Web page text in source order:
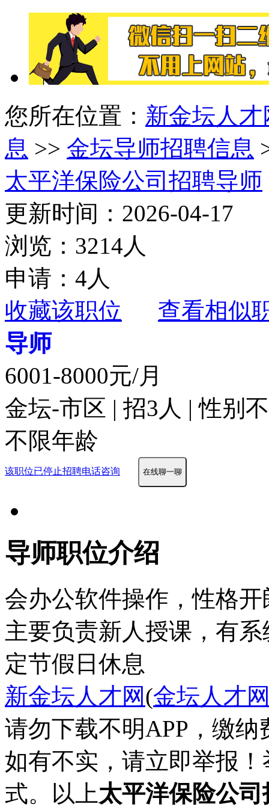
您所在位置： 新金坛人才
息 >> 金坛导师招聘信息
太平洋保险公司招聘导师
更新时间：2026-04-17
浏览：3214人
申请：4人
收藏该职位
查看相似
导师
6001-8000元/月
金坛-市区 | 招3人 | 性别
不限年龄
该职位已停止招聘电话咨询 在线聊一聊
导师职位介绍
会办公软件操作，性格
主要负责新人授课，有
定节假日休息
新金坛人才网(金坛人才
请勿下载不明APP，缴
如有不实，请立即举报
式。以上太平洋保险公